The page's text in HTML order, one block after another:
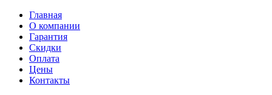
Главная
О компании
Гарантия
Скидки
Оплата
Цены
Контакты